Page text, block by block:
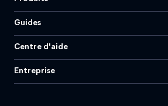
Guides
Centre d'aide
Entreprise